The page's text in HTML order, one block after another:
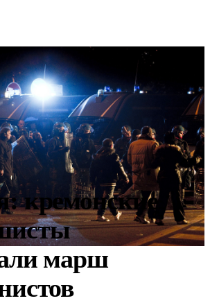
кремонские
марш